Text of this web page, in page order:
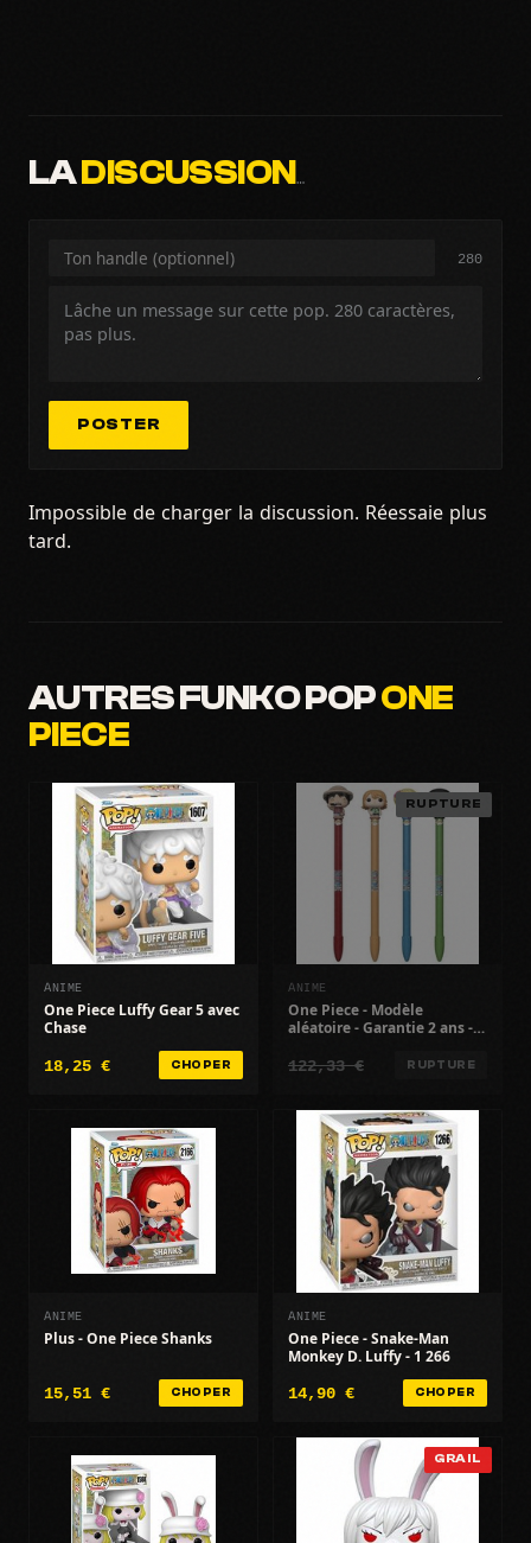
LADISCUSSION…
280
POSTER
Impossible de charger la discussion. Réessaie plus
tard.
AUTRES FUNKO POPONE
PIECE
ANIME
One Piece Luffy Gear 5 avec
Chase
18,25 € CHOPER
RUPTURE
ANIME
One Piece - Modèle
aléatoire - Garantie 2 ans -
122,33 € RUPTURE
ANIME
Plus - One Piece Shanks
15,51 € CHOPER
ANIME
One Piece - Snake-Man
Monkey D. Luffy - 1 266
14,90 € CHOPER
GRAIL